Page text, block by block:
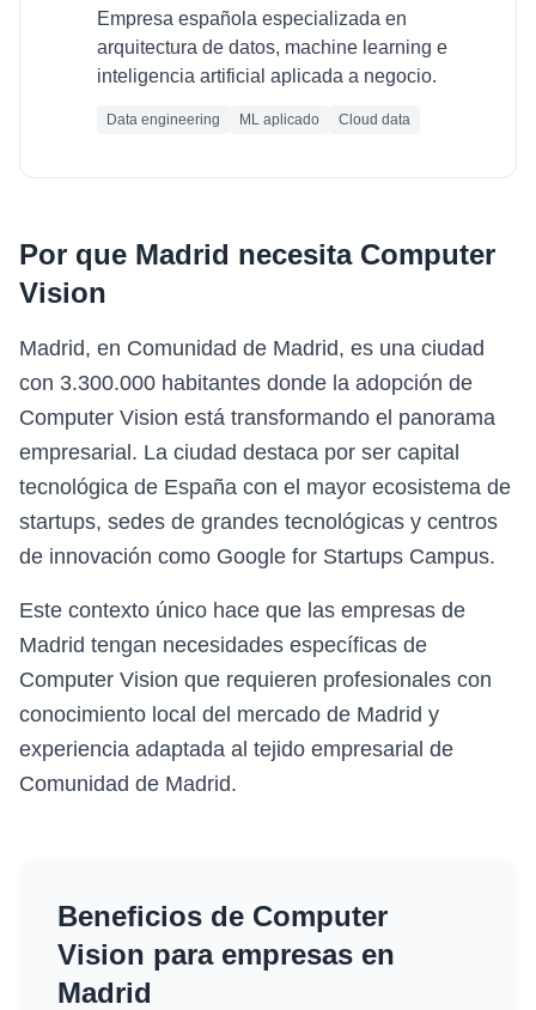
Empresa española especializada en
arquitectura de datos, machine learning e
inteligencia artificial aplicada a negocio.
Data engineering ML aplicado Cloud data
Por que Madrid necesita Computer
Vision
Madrid, en Comunidad de Madrid, es una ciudad
con 3.300.000 habitantes donde la adopción de
Computer Vision está transformando el panorama
empresarial. La ciudad destaca por ser capital
tecnológica de España con el mayor ecosistema de
startups, sedes de grandes tecnológicas y centros
de innovación como Google for Startups Campus.
Este contexto único hace que las empresas de
Madrid tengan necesidades específicas de
Computer Vision que requieren profesionales con
conocimiento local del mercado de Madrid y
experiencia adaptada al tejido empresarial de
Comunidad de Madrid.
Beneficios de Computer
Vision para empresas en
Madrid